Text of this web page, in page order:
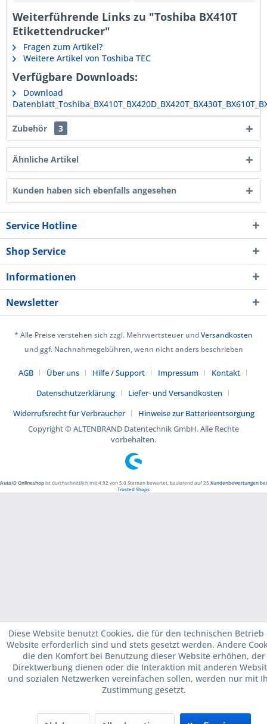
Weiterführende Links zu "Toshiba BX410T
Etikettendrucker"
Fragen zum Artikel?
Weitere Artikel von Toshiba TEC
Verfügbare Downloads:
Download
Zubehör 3
Ähnliche Artikel
Kunden haben sich ebenfalls angesehen
Service Hotline
Shop Service
Informationen
Newsletter
* Alle Preise verstehen sich zzgl. Mehrwertsteuer undVersandkosten
und ggf. Nachnahmegebühren, wenn nicht anders beschrieben
AGB Über uns Hilfe / Support Impressum
Kontakt
Datenschutzerklärung
Liefer- und Versandkosten
Widerrufsrecht für Verbraucher
Hinweise zur Batterieentsorgung
Copyright © ALTENBRAND Datentechnik GmbH. Alle Rechte
vorbehalten.
AutoID Onlineshopist durchschnittlich mit4.92 von5.0Sternen bewertet, basierend auf25 Kundenbewertungen bei
Trusted Shops
Diese Website benutzt Cookies, die für den technischen Betrieb
Website erforderlich sind und stets gesetzt werden. Andere
die den Komfort bei Benutzung dieser Website erhöhen, der
Direktwerbung dienen oder die Interaktion mit anderen
und sozialen Netzwerken vereinfachen sollen, werden nur mit
Zustimmung gesetzt.